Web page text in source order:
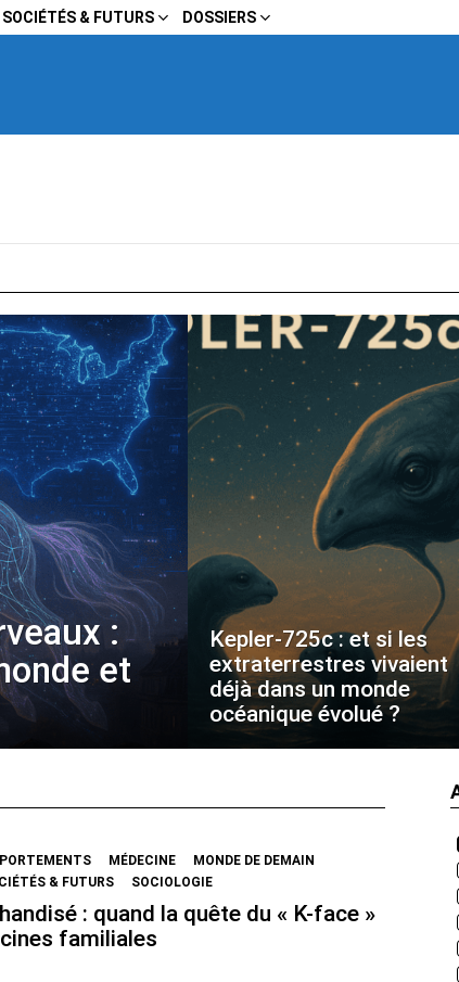
SOCIÉTÉS & FUTURS DOSSIERS
:
et
Kepler-725c : et si les
extraterrestres vivaient
déjà dans un monde
océanique évolué ?
MÉDECINE
MONDE DE DEMAIN
& FUTURS SOCIOLOGIE
: quand la quête du « K-face »
familiales